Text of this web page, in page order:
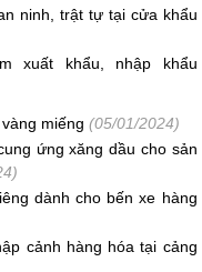
ninh, trật tự tại cửa khẩu
xuất khẩu, nhập khẩu
miếng (05/01/2024)
ứng xăng dầu cho sản
dành cho bến xe hàng
cảnh hàng hóa tại cảng